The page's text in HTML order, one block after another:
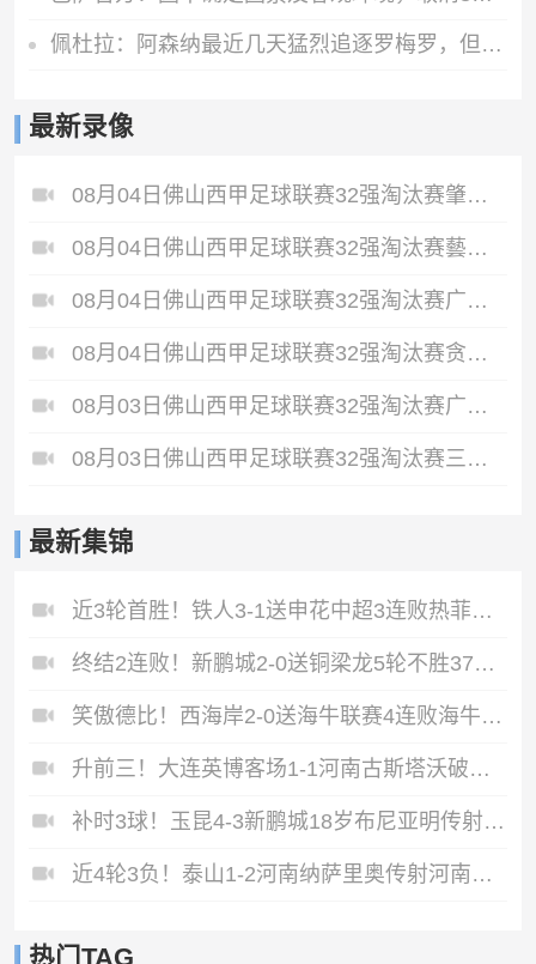
佩杜拉：阿森纳最近几天猛烈追逐罗梅罗，但和热刺多年来关系较僵
最新录像
08月04日佛山西甲足球联赛32强淘汰赛肇庆恒骏成VS三七互娱全场录像
08月04日佛山西甲足球联赛32强淘汰赛藝品高國際VS湛江狂狼·粵辉能源全场录像
08月04日佛山西甲足球联赛32强淘汰赛广东西南建设VS香港圣徒全场录像
08月04日佛山西甲足球联赛32强淘汰赛贪玩游戏VS美的薪火全场录像
08月03日佛山西甲足球联赛32强淘汰赛广东凤铝VS湛江八部科技全场录像
08月03日佛山西甲足球联赛32强淘汰赛三水乐民兴健力宝VS中国澳门澳科精英全场录像
最新集锦
近3轮首胜！铁人3-1送申花中超3连败热菲尼奥双响邦本宜裕传射
终结2连败！新鹏城2-0送铜梁龙5轮不胜37岁姜至鹏破门韦斯利建功
笑傲德比！西海岸2-0送海牛联赛4连败海牛仍垫底西海岸升至第二
升前三！大连英博客场1-1河南古斯塔沃破门19岁杨铭锐替补扳平
补时3球！玉昆4-3新鹏城18岁布尼亚明传射侯永永乌龙卡约绝杀
近4轮3负！泰山1-2河南纳萨里奥传射河南终结17年客场不胜泰山
热门TAG